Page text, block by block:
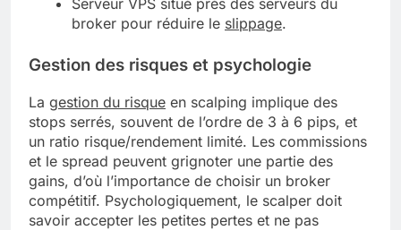
Serveur VPS situé près des serveurs du
broker pour réduire le slippage.
Gestion des risques et psychologie
La gestion du risque en scalping implique des
stops serrés, souvent de l’ordre de 3 à 6 pips, et
un ratio risque/rendement limité. Les commissions
et le spread peuvent grignoter une partie des
gains, d’où l’importance de choisir un broker
compétitif. Psychologiquement, le scalper doit
savoir accepter les petites pertes et ne pas